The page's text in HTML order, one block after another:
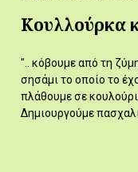
Κουλλούρκα
".. κόβουμε από τη
σησάμι το οποίο το
πλάθουμε σε
Δημιουργούμε